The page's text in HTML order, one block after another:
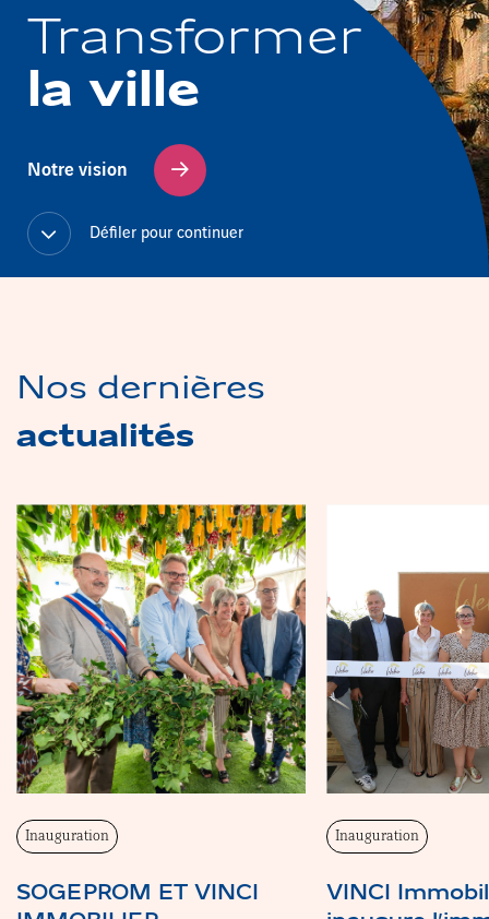
Transformer
la ville
Notre vision
Défiler pour continuer
Nos dernières
actualités
Inauguration
SOGEPROM ET VINCI
Inauguration
VINCI